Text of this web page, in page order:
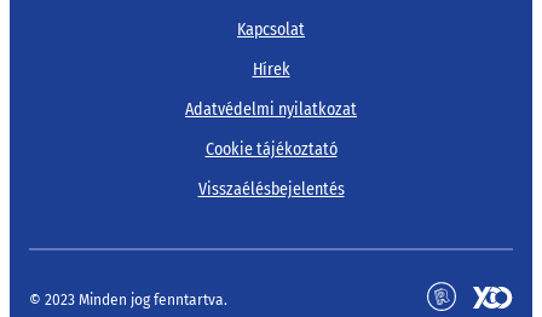
Kapcsolat
Hírek
Adatvédelmi nyilatkozat
Cookie tájékoztató
Visszaélésbejelentés
© 2023 Minden jog fenntartva.